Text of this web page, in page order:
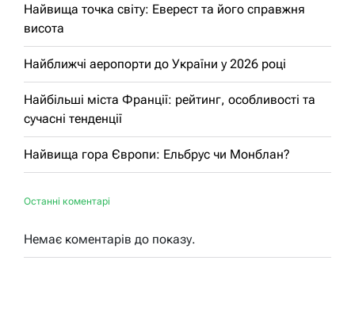
Найвища точка світу: Еверест та його справжня
висота
Найближчі аеропорти до України у 2026 році
Найбільші міста Франції: рейтинг, особливості та
сучасні тенденції
Найвища гора Європи: Ельбрус чи Монблан?
Останні коментарі
Немає коментарів до показу.